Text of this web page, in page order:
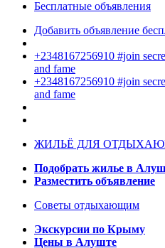
Бесплатные объявления
Добавить объявление
+2348167256910 #join
and fame
+2348167256910 #join
and fame
ЖИЛЬЁ ДЛЯ
Подобрать жилье в
Разместить объявление
Советы отдыхающим
Экскурсии по Крыму
Цены в Алуште